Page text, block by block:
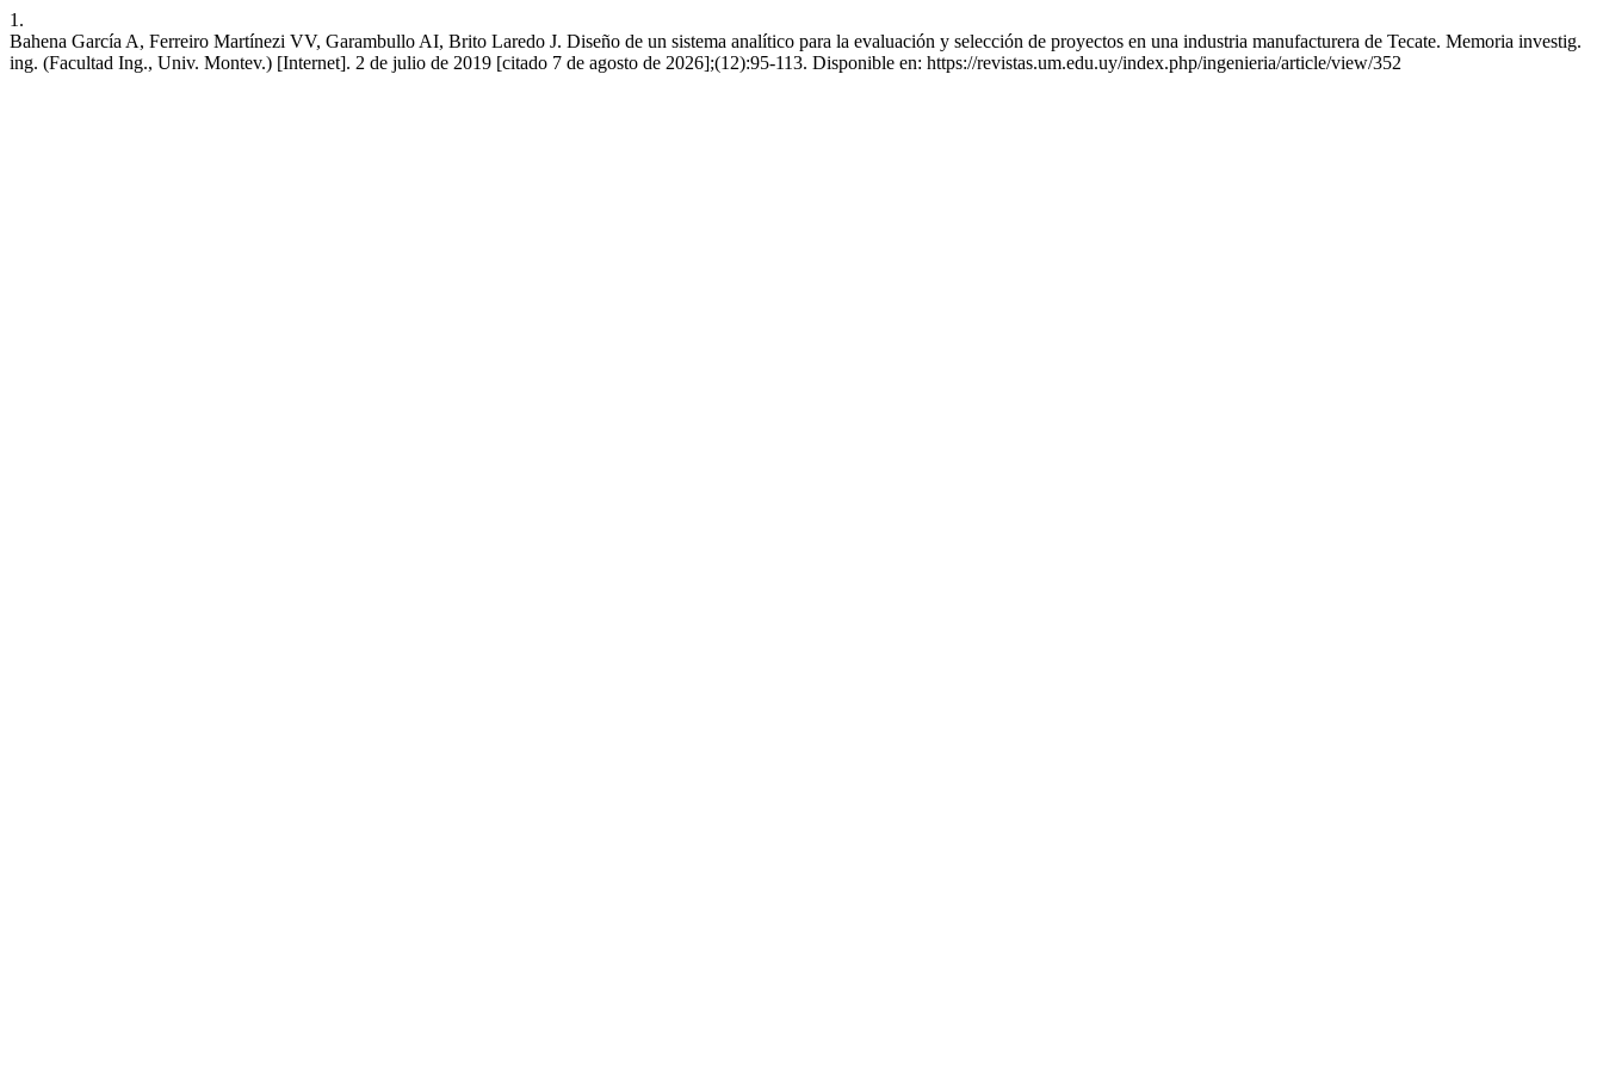
1.
Bahena García A, Ferreiro Martínezi VV, Garambullo AI, Brito Laredo J. Diseño de un sistema analítico para la evaluación y selección de proyectos en una industria manufacturera de Tecate. Memoria investig.
ing. (Facultad Ing., Univ. Montev.) [Internet]. 2 de julio de 2019 [citado 7 de agosto de 2026];(12):95-113. Disponible en: https://revistas.um.edu.uy/index.php/ingenieria/article/view/352